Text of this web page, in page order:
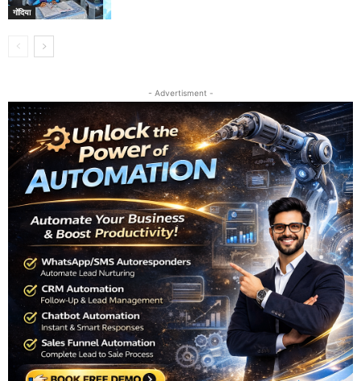
गोंदिया
- Advertisment -